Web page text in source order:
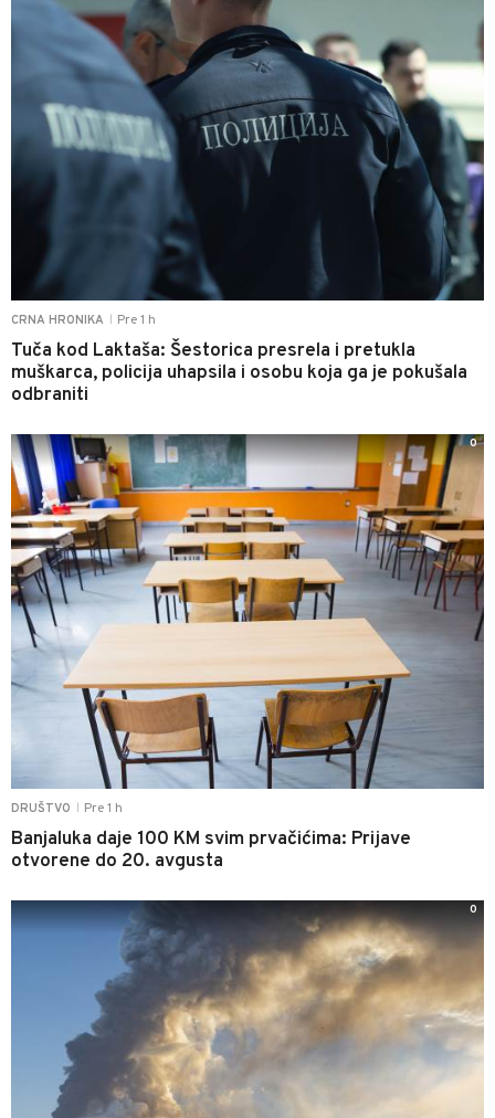
CRNA HRONIKA Pre 1 h
Tuča kod Laktaša: Šestorica presrela i pretukla
muškarca, policija uhapsila i osobu koja ga je pokušala
odbraniti
DRUŠTVO Pre 1 h
Banjaluka daje 100 KM svim prvačićima: Prijave
otvorene do 20. avgusta
0
0